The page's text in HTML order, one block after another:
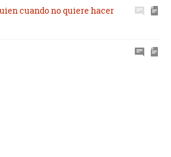
cuando no quiere hacer